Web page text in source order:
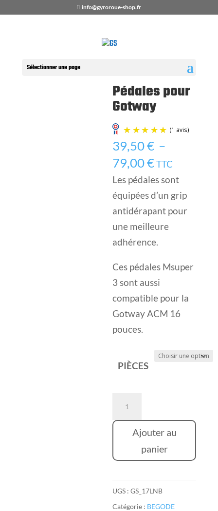
info@gyroroue-shop.fr
Sélectionner une page
/PIÈCES
Gotway
Pédales pour
Gotway
39,50€ –
79,00€Plage
de
prix :
39,50 €
à
79,00 €
TTC
Les pédales sont
équipées d’un grip
antidérapant pour
une meilleure
adhérence.
Ces pédales Msuper
3 sont aussi
compatible pour la
Gotway ACM 16
pouces.
PIÈCES
Pédales
Gotway
Ajouter au
panier
UGS :GS_17LNB
Catégorie : BEGODE